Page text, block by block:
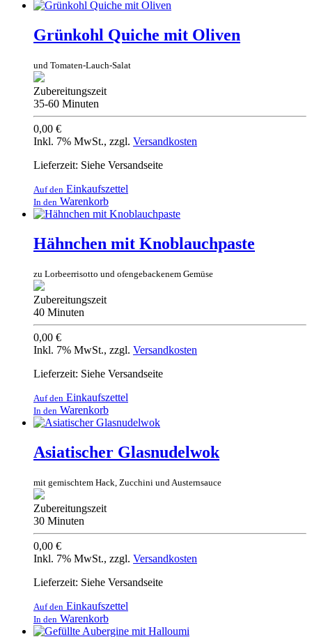
Grünkohl Quiche mit Oliven
und Tomaten-Lauch-Salat
Zubereitungszeit
35-60 Minuten
0,00 €
Inkl. 7% MwSt., zzgl. Versandkosten
Lieferzeit: Siehe Versandseite
Auf den Einkaufszettel
In den Warenkorb
Hähnchen mit Knoblauchpaste
zu Lorbeerrisotto und ofengebackenem Gemüse
Zubereitungszeit
40 Minuten
0,00 €
Inkl. 7% MwSt., zzgl. Versandkosten
Lieferzeit: Siehe Versandseite
Auf den Einkaufszettel
In den Warenkorb
Asiatischer Glasnudelwok
mit gemischtem Hack, Zucchini und Austernsauce
Zubereitungszeit
30 Minuten
0,00 €
Inkl. 7% MwSt., zzgl. Versandkosten
Lieferzeit: Siehe Versandseite
Auf den Einkaufszettel
In den Warenkorb